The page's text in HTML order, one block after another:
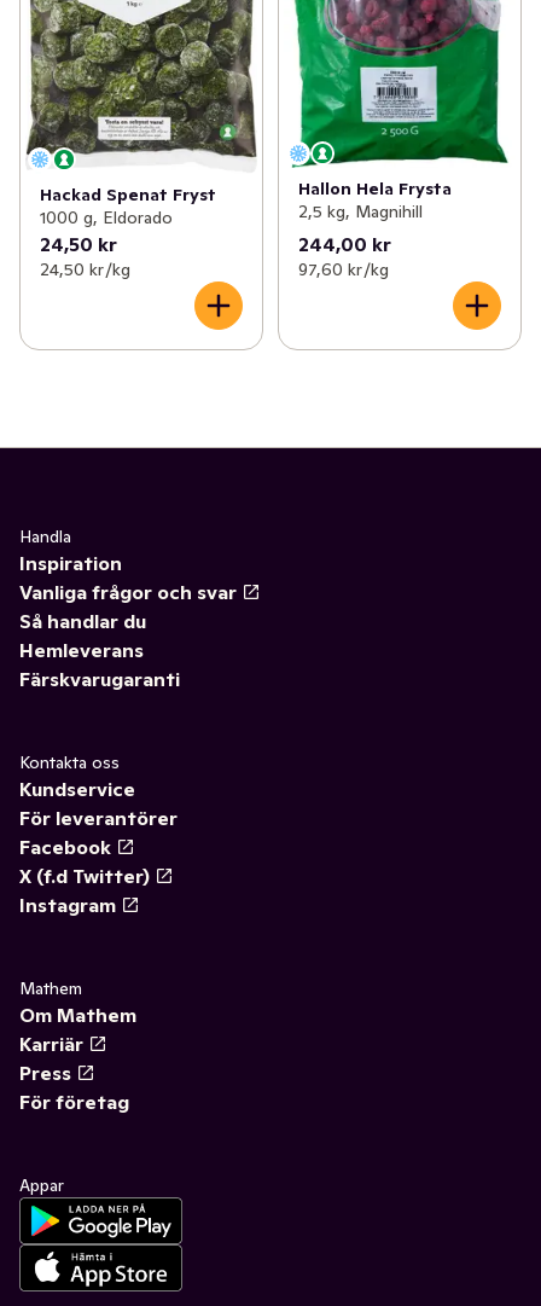
Hackad Spenat Fryst
1000 g, Eldorado
24,50 kr
24,50 kr /kg
Hallon Hela Frysta
2,5 kg, Magnihill
244,00 kr
97,60 kr /kg
Handla
Inspiration
Vanliga frågor och svar
Så handlar du
Hemleverans
Färskvarugaranti
Kontakta oss
Kundservice
För leverantörer
Facebook
X (f.d Twitter)
Instagram
Mathem
Om Mathem
Karriär
Press
För företag
Appar